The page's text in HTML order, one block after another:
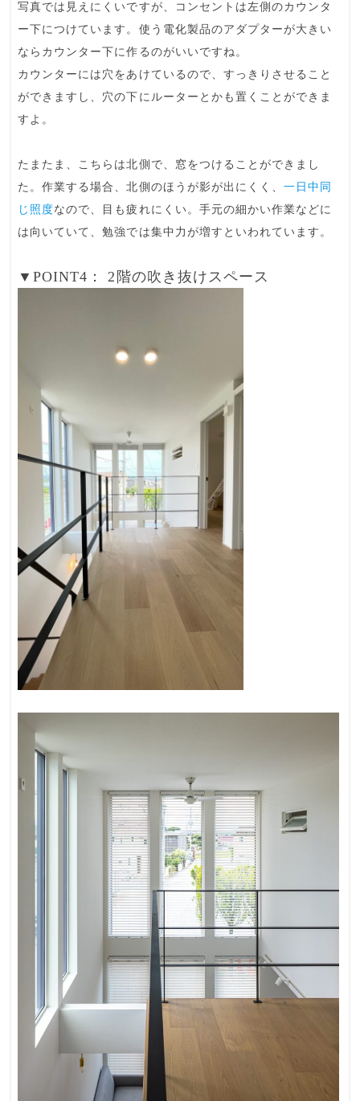
写真では見えにくいですが、コンセントは左側のカウンタ
ー下につけています。使う電化製品のアダプターが大きい
ならカウンター下に作るのがいいですね。
カウンターには穴をあけている ので、 すっきり させること
ができますし、穴の下にルーターとかも置くことができま
すよ。
たまたま、こちらは北側で、窓をつけることができまし
た。作業する場合、北側 のほうが影が出にくく、一日中同
じ照度なので、目も疲れにくい。手元の細かい作業などに
は向いていて、勉強では集中力が増すといわれています。
▼POINT4： 2階の吹き抜けスペース